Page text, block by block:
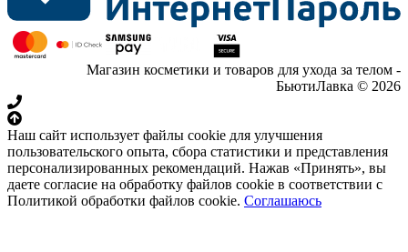
Магазин косметики и товаров для ухода за телом -
БьютиЛавка © 2026
Наш сайт использует файлы cookie для улучшения
пользовательского опыта, сбора статистики и представления
персонализированных рекомендаций. Нажав «Принять», вы
даете согласие на обработку файлов cookie в соответствии с
Политикой обработки файлов cookie. Соглашаюсь